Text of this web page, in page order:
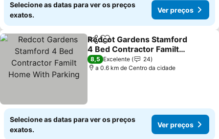
Selecione as datas para ver os preços
exatos.
Ver preços
PartilharAdicionar aos favoritos
Redcot Gardens Stamford
4 Bed Contractor Familt
Home With Parking
Ver preços
8,5 Excelente
24
a 0.6 km de Centro da cidade
Selecione as datas para ver os preços
exatos.
Ver preços